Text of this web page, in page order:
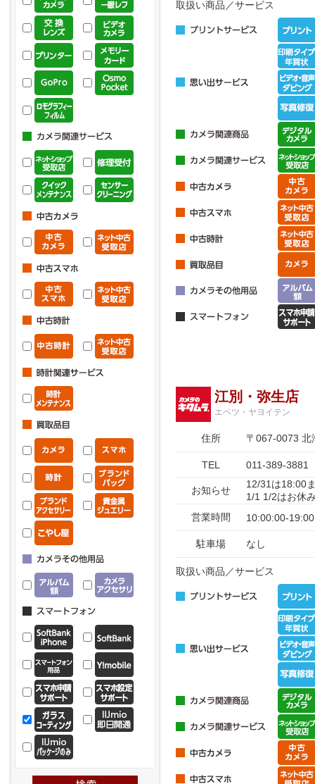
取扱い商品／サービス
江別・弥生店
エベツ・ヤヨイテン
住所 〒067-0073 北
TEL 011-389-3881
お知らせ
12/31は18:00
1/1 1/2はお休
営業時間
10:00:00-
駐車場 なし
取扱い商品／サービス